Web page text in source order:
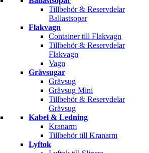
Tillbehör & Reservdelar
Ballastsopar
Flakvagn
Container till Flakvagn
Tillbehör & Reservdelar
Flakvagn
Vagn
Grävsugar
Grävsug
Grävsug Mini
Tillbehör & Reservdelar
Grävsug
Kabel & Ledning
Kranarm
Tillbehör till Kranarm
Lyftok